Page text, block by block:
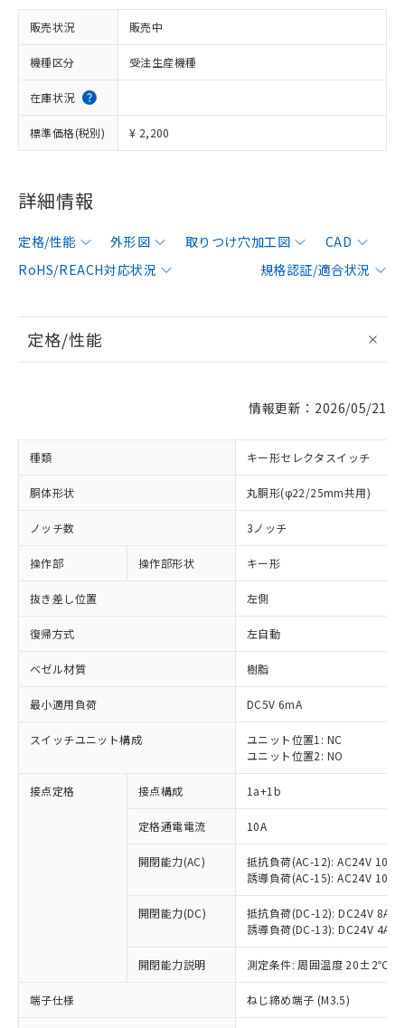
販売状況 販売中
機種区分 受注生産機種
在庫状況
標準価格(税別) ¥ 2,200
詳細情報
定格/性能 外形図 取りつけ穴加工図
CAD
RoHS/REACH対応状況
規格認証/適合状況
定格/性能
情報更新：2026/05/21
種類 キー形セレクタスイッチ
胴体形状 丸胴形(φ22/25mm共用)
ノッチ数 3ノッチ
操作部 操作部形状 キー形
抜き差し位置 左側
復帰方式 左自動
ベゼル材質 樹脂
最小適用負荷 DC5V 6mA
スイッチユニット構成
ユニット位置1: NC
ユニット位置2: NO
接点定格 接点構成 1a+1b
定格通電電流 10A
開閉能力(AC)
抵抗負荷(AC-12): AC24V 10A/
誘導負荷(AC-15): AC24V
開閉能力(DC)
抵抗負荷(DC-12): DC24V 8A/
誘導負荷(DC-13): DC24V 4A/
開閉能力説明 測定条件: 周囲温度 20±2℃、
端子仕様 ねじ締め端子 (M3.5)
対応済み：EU RoHS指令（10物質）の
非含有に対応した製品が提供可能な商品で